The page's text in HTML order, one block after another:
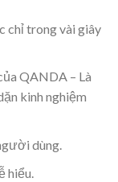
chỉ trong vài giây
QANDA – Là
kinh nghiệm
dùng.
hiểu.